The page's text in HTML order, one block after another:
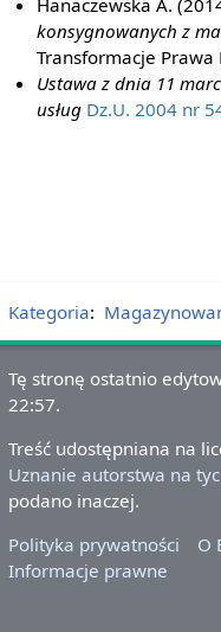
konsygnowanych z
Transformacje
Ustawa z dnia 11
usług Dz.U. 2004 nr
Kategoria:
Tę stronę ostatnio
22:57.
Treść udostępniana na
Uznanie autorstwa na
podano inaczej.
Polityka prywatności
O
Informacje prawne